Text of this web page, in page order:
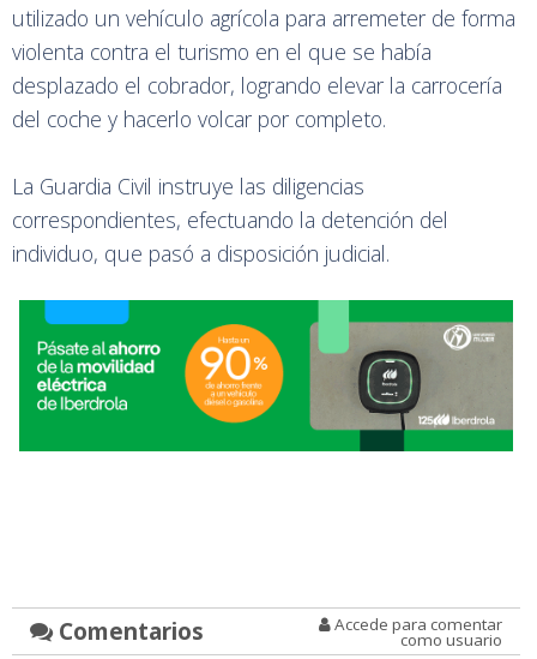
utilizado un vehículo agrícola para arremeter de forma
violenta contra el turismo en el que se había
desplazado el cobrador, logrando elevar la carrocería
del coche y hacerlo volcar por completo.
La Guardia Civil instruye las diligencias
correspondientes, efectuando la detención del
individuo, que pasó a disposición judicial.
Comentarios Accede para comentar
como usuario